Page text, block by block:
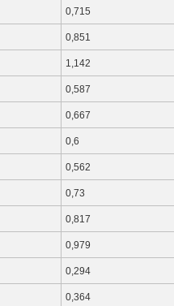
0,715
0,851
1,142
0,587
0,667
0,6
0,562
0,73
0,817
0,979
0,294
0,364